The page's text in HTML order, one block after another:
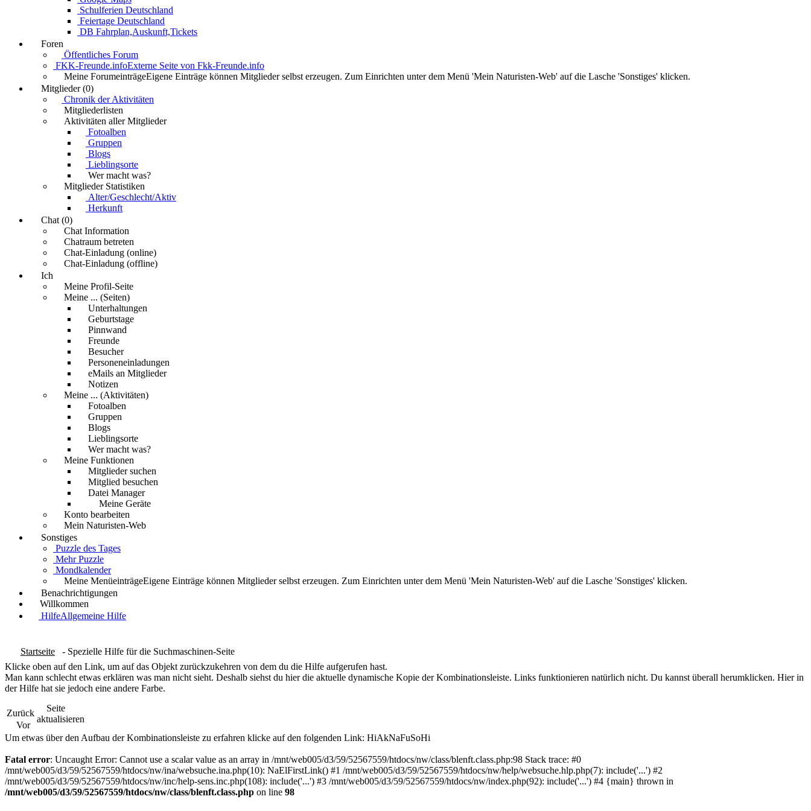
Schulferien Deutschland
Feiertage Deutschland
DB Fahrplan,Auskunft,Tickets
Foren
Öffentliches Forum
FKK-Freunde.infoExterne Seite von Fkk-Freunde.info
Meine ForumeinträgeEigene Einträge können Mitglieder selbst erzeugen. Zum Einrichten unter dem Menü 'Mein Naturisten-Web' auf die Lasche 'Sonstiges' klicken.
Mitglieder (0)
Chronik der Aktivitäten
Mitgliederlisten
Aktivitäten aller Mitglieder
Fotoalben
Gruppen
Blogs
Lieblingsorte
Wer macht was?
Mitglieder Statistiken
Alter/Geschlecht/Aktiv
Herkunft
Chat (0)
Chat Information
Chatraum betreten
Chat-Einladung (online)
Chat-Einladung (offline)
Ich
Meine Profil-Seite
Meine ... (Seiten)
Unterhaltungen
Geburtstage
Pinnwand
Freunde
Besucher
Personeneinladungen
eMails an Mitglieder
Notizen
Meine ... (Aktivitäten)
Fotoalben
Gruppen
Blogs
Lieblingsorte
Wer macht was?
Meine Funktionen
Mitglieder suchen
Mitglied besuchen
Datei Manager
Meine Geräte
Konto bearbeiten
Mein Naturisten-Web
Sonstiges
Puzzle des Tages
Mehr Puzzle
Mondkalender
Meine MenüeinträgeEigene Einträge können Mitglieder selbst erzeugen. Zum Einrichten unter dem Menü 'Mein Naturisten-Web' auf die Lasche 'Sonstiges' klicken.
Benachrichtigungen
Willkommen
HilfeAllgemeine Hilfe
Startseite
- Spezielle Hilfe für die Suchmaschinen-Seite
Klicke oben auf den Link, um auf das Objekt zurückzukehren von dem du die Hilfe aufgerufen hast.
Man kann schlecht etwas erklären was man nicht sieht. Deshalb siehst du hier die aktuelle dynamische Kopie der Kombinationsleiste. Links funktionieren natürlich nicht. Du kannst überall herumklicken. Hier in
der Hilfe hat sie jedoch eine andere Farbe.
Zurück
Vor
Seite
aktualisieren
Um etwas über den Aufbau der Kombinationsleiste zu erfahren klicke auf den folgenden Link: HiAkNaFuSoHi
Fatal error: Uncaught Error: Cannot use a scalar value as an array in /mnt/web005/d3/59/52567559/htdocs/nw/class/blenft.class.php:98 Stack trace: #0
/mnt/web005/d3/59/52567559/htdocs/nw/ina/websuche.ina.php(10): NaElFirstLink() #1 /mnt/web005/d3/59/52567559/htdocs/nw/help/websuche.hlp.php(7): include('...') #2
/mnt/web005/d3/59/52567559/htdocs/nw/inc/help-sens.inc.php(108): include('...') #3 /mnt/web005/d3/59/52567559/htdocs/nw/index.php(92): include('...') #4 {main} thrown in
/mnt/web005/d3/59/52567559/htdocs/nw/class/blenft.class.php on line 98